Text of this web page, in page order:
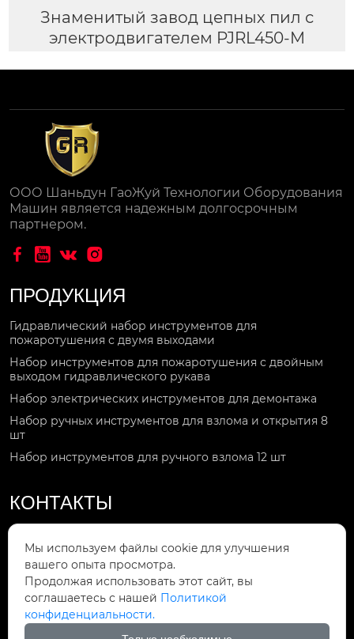
Знаменитый завод цепных пил с
электродвигателем PJRL450-M
ООО Шаньдун ГаоЖуй Технологии Оборудования
Машин является надежным долгосрочным
партнером.
   
ПРОДУКЦИЯ
Гидравлический набор инструментов для
пожаротушения с двумя выходами
Набор инструментов для пожаротушения с двойным
выходом гидравлического рукава
Набор электрических инструментов для демонтажа
Набор ручных инструментов для взлома и открытия 8
шт
Набор инструментов для ручного взлома 12 шт
КОНТАКТЫ

+86-15092551119

Мы в сети
Gaorui708@gmail.com
Мы находимся
Мы используем файлы cookie для улучшения
вашего опыта просмотра.
Продолжая использовать этот сайт, вы
соглашаетесь с нашей Политикой
конфиденциальности.